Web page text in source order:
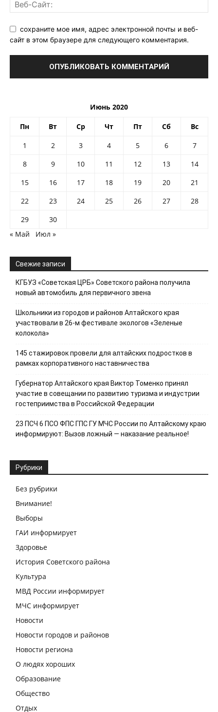
сохраните мое имя, адрес электронной почты и веб-
сайт в этом браузере для следующего комментария.
Июнь 2020
Пн Вт Ср Чт Пт Сб Вс
1 2 3 4 5 6
7
8
9 10 11 12 13
14
15
16 17 18 19 20
21
22
23 24 25 26 27
28
29
30
« Май
Июл »
Свежие записи
КГБУЗ «Советская ЦРБ» Советского района получила
новый автомобиль для первичного звена
Школьники из городов и районов Алтайского края
участвовали в 26-м фестивале экологов «Зеленые
колокола»
145 стажировок провели для алтайских подростков в
рамках корпоративного наставничества
Губернатор Алтайского края Виктор Томенко принял
участие в совещании по развитию туризма и индустрии
гостеприимства в Российской Федерации
23 ПСЧ 6 ПСО ФПС ГПС ГУ МЧС России по Алтайскому краю
информируют: Вызов ложный — наказание реальное!
Рубрики
Без рубрики
Внимание!
Выборы
ГАИ информирует
Здоровье
История Советского района
Культура
МВД России информирует
МЧС информирует
Новости
Новости городов и районов
Новости региона
О людях хороших
Образование
Общество
Отдых